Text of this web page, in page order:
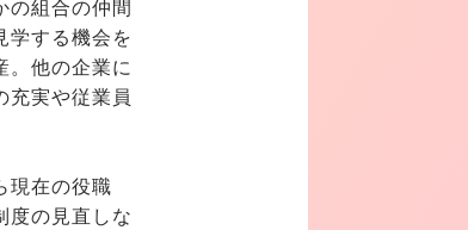
の組合の仲間
学する機会を
。他の企業に
充実や従業員
現在の役職
度の見直しな